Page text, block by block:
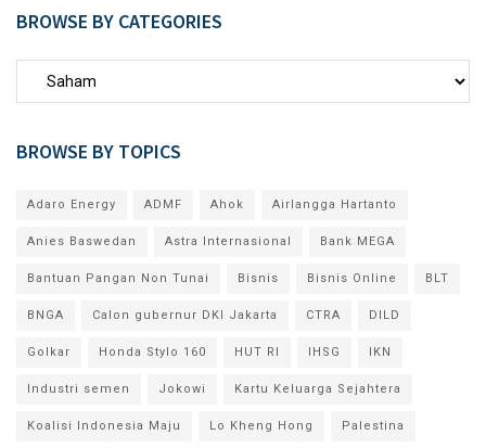
BROWSE BY CATEGORIES
BROWSE BY TOPICS
Adaro Energy ADMF Ahok Airlangga Hartanto
Anies Baswedan Astra Internasional Bank MEGA
Bantuan Pangan Non Tunai Bisnis Bisnis Online BLT
BNGA Calon gubernur DKI Jakarta CTRA DILD
Golkar Honda Stylo 160 HUT RI IHSG IKN
Industri semen Jokowi Kartu Keluarga Sejahtera
Koalisi Indonesia Maju Lo Kheng Hong Palestina